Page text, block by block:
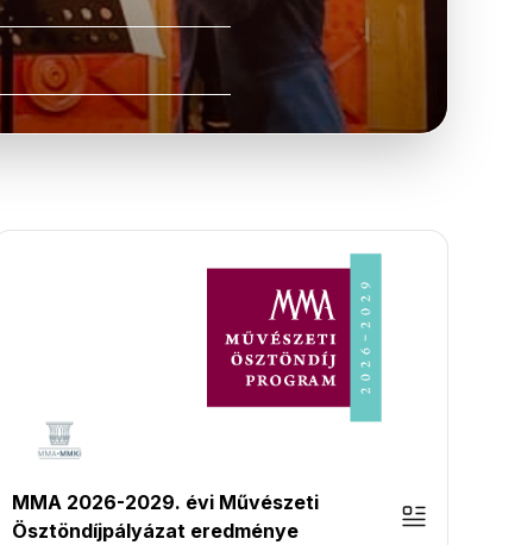
MMA 2026-2029. évi Művészeti
Ösztöndíjpályázat eredménye